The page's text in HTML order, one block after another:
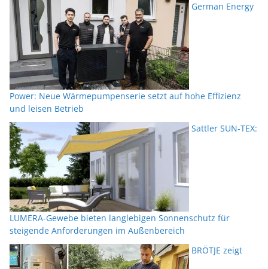
German Energy
Power: Neue Wärmepumpenserie setzt auf hohe Effizienz
und leisen Betrieb
Sattler SUN-TEX:
LUMERA-Gewebe bieten langlebigen Sonnenschutz für
steigende Anforderungen im Außenbereich
BRÖTJE zeigt